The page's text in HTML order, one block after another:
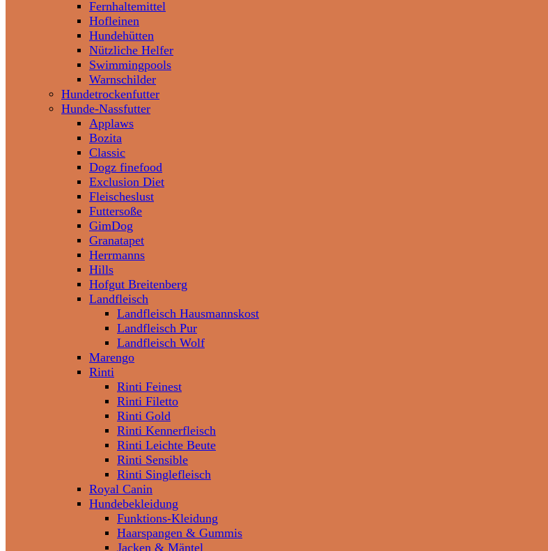
Fernhaltemittel
Hofleinen
Hundehütten
Nützliche Helfer
Swimmingpools
Warnschilder
Hundetrockenfutter
Hunde-Nassfutter
Applaws
Bozita
Classic
Dogz finefood
Exclusion Diet
Fleischeslust
Futtersoße
GimDog
Granatapet
Herrmanns
Hills
Hofgut Breitenberg
Landfleisch
Landfleisch Hausmannskost
Landfleisch Pur
Landfleisch Wolf
Marengo
Rinti
Rinti Feinest
Rinti Filetto
Rinti Gold
Rinti Kennerfleisch
Rinti Leichte Beute
Rinti Sensible
Rinti Singlefleisch
Royal Canin
Hundebekleidung
Funktions-Kleidung
Haarspangen & Gummis
Jacken & Mäntel